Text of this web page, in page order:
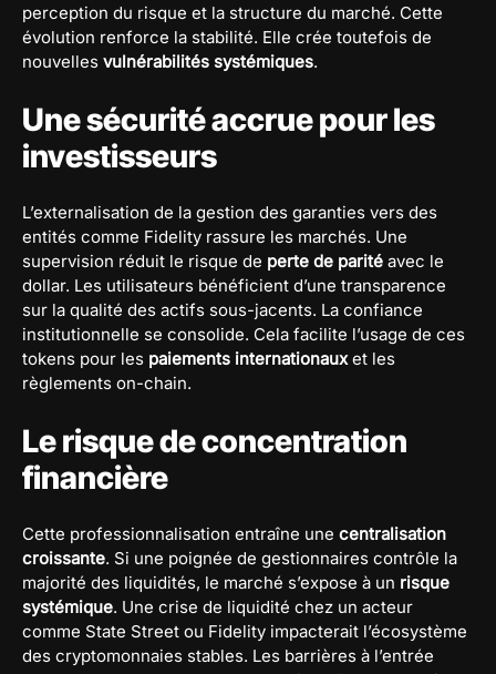
perception du risque et la structure du marché. Cette
évolution renforce la stabilité. Elle crée toutefois de
nouvelles vulnérabilités systémiques.
Une sécurité accrue pour les
investisseurs
L’externalisation de la gestion des garanties vers des
entités comme Fidelity rassure les marchés. Une
supervision réduit le risque de perte de parité avec le
dollar. Les utilisateurs bénéficient d’une transparence
sur la qualité des actifs sous-jacents. La confiance
institutionnelle se consolide. Cela facilite l’usage de ces
tokens pour les paiements internationauxet les
règlements on-chain.
Le risque de concentration
financière
Cette professionnalisation entraîne une centralisation
croissante. Si une poignée de gestionnaires contrôle la
majorité des liquidités, le marché s’expose à un risque
systémique. Une crise de liquidité chez un acteur
comme State Street ou Fidelity impacterait l’écosystème
des cryptomonnaies stables. Les barrières à l’entrée